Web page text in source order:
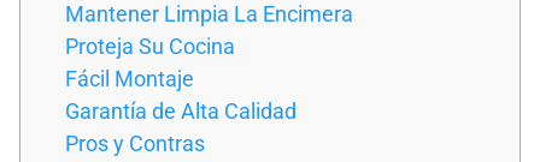
Mantener Limpia La Encimera
Proteja Su Cocina
Fácil Montaje
Garantía de Alta Calidad
Pros y Contras